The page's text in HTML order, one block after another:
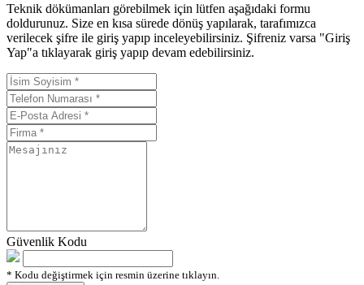
Teknik dökümanları görebilmek için lütfen aşağıdaki formu
doldurunuz. Size en kısa sürede dönüş yapılarak, tarafımızca
verilecek şifre ile giriş yapıp inceleyebilirsiniz. Şifreniz varsa "Giriş
Yap"a tıklayarak giriş yapıp devam edebilirsiniz.
Güvenlik Kodu
* Kodu değiştirmek için resmin üzerine tıklayın.